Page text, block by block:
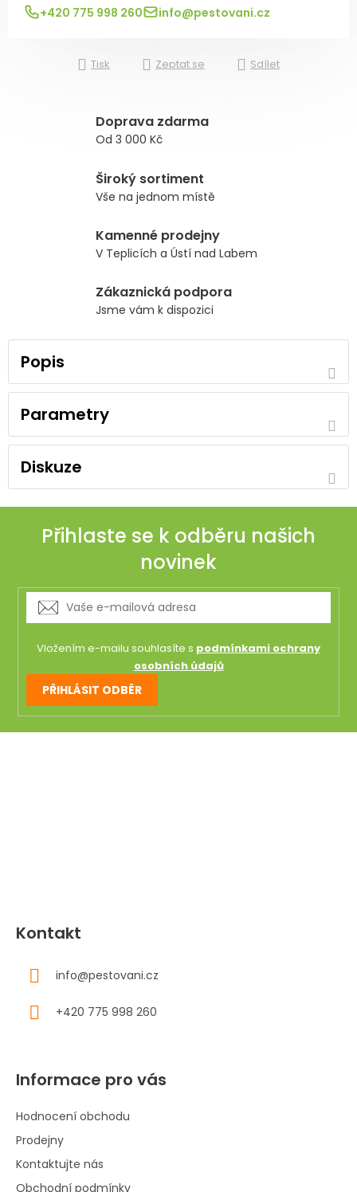
+420 775 998 260 info@pestovani.cz
Tisk Zeptat se Sdílet
Doprava zdarma
Od 3 000 Kč
Široký sortiment
Vše na jednom místě
Kamenné prodejny
V Teplicích a Ústí nad Labem
Zákaznická podpora
Jsme vám k dispozici
Popis
Parametry
Diskuze
Přihlaste se k odběru našich
novinek
Vložením e-mailu souhlasíte s podmínkami ochrany
osobních údajů
PŘIHLÁSIT ODBĚR
Kontakt
info@pestovani.cz
+420 775 998 260
Informace pro vás
Hodnocení obchodu
Prodejny
Kontaktujte nás
Obchodní podmínky